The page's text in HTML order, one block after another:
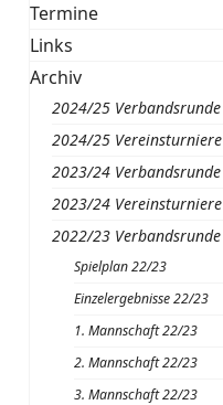
Termine
Links
Archiv
2024/25 Verbandsrunde
2024/25 Vereinsturniere
2023/24 Verbandsrunde
2023/24 Vereinsturniere
2022/23 Verbandsrunde
Spielplan 22/23
Einzelergebnisse 22/23
1. Mannschaft 22/23
2. Mannschaft 22/23
3. Mannschaft 22/23